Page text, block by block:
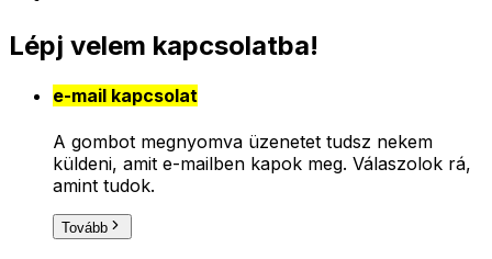
Lépj velem kapcsolatba!
e-mail kapcsolat
A gombot megnyomva üzenetet tudsz nekem
küldeni, amit e-mailben kapok meg. Válaszolok rá,
amint tudok.
Tovább